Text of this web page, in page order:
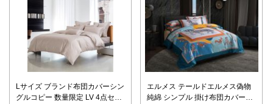
Lサイズ ブランド布団カバーシン
グルコピー 数量限定 LV 4点セッ
エルメス テールドエルメス偽物
純綿 シンプル 掛け布団カバーセ